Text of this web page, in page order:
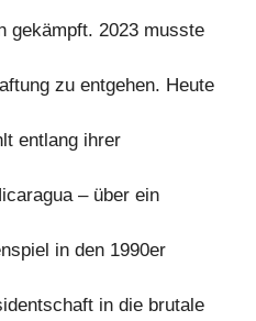
gekämpft. 2023 musste
zu entgehen. Heute
entlang ihrer
– über ein
in den 1990er
in die brutale